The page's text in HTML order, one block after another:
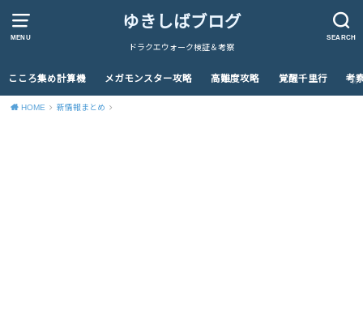
MENU SEARCH
ゆきしばブログ
ドラクエウォーク検証＆考察
こころ集め計算機 メガモンスター攻略 高難度攻略 覚醒千里行 考
HOME 新情報まとめ